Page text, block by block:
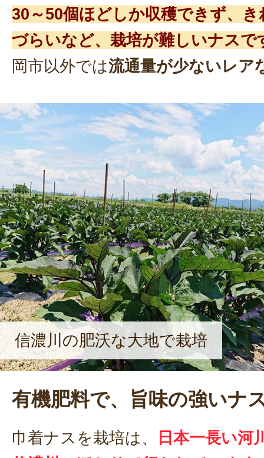
30～50個ほどしか収穫できず、
づらいなど、栽培が難しいナスで
岡市以外では流通量が少ないレア
信濃川の肥沃な大地で栽培
有機肥料で、旨味の強いナ
巾着ナスを栽培は、
日本一長い河